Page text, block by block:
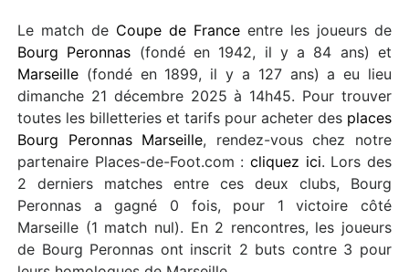
Le match de Coupe de France entre les joueurs de
Bourg Peronnas (fondé en 1942, il y a 84 ans) et
Marseille (fondé en 1899, il y a 127 ans) a eu lieu
dimanche 21 décembre 2025 à 14h45. Pour trouver
toutes les billetteries et tarifs pour acheter des places
Bourg Peronnas Marseille, rendez-vous chez notre
partenaire Places-de-Foot.com : cliquez ici. Lors des
2 derniers matches entre ces deux clubs, Bourg
Peronnas a gagné 0 fois, pour 1 victoire côté
Marseille (1 match nul). En 2 rencontres, les joueurs
de Bourg Peronnas ont inscrit 2 buts contre 3 pour